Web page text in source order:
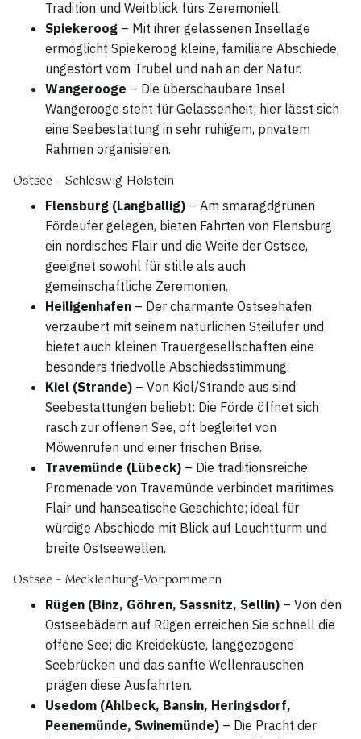
Tradition und Weitblick fürs Zeremoniell.
Spiekeroog – Mit ihrer gelassenen Insellage
ermöglicht Spiekeroog kleine, familiäre Abschiede,
ungestört vom Trubel und nah an der Natur.
Wangerooge – Die überschaubare Insel
Wangerooge steht für Gelassenheit; hier lässt sich
eine Seebestattung in sehr ruhigem, privatem
Rahmen organisieren.
Ostsee – Schleswig-Holstein
Flensburg (Langballig) – Am smaragdgrünen
Fördeufer gelegen, bieten Fahrten von Flensburg
ein nordisches Flair und die Weite der Ostsee,
geeignet sowohl für stille als auch
gemeinschaftliche Zeremonien.
Heiligenhafen – Der charmante Ostseehafen
verzaubert mit seinem natürlichen Steilufer und
bietet auch kleinen Trauergesellschaften eine
besonders friedvolle Abschiedsstimmung.
Kiel (Strande) – Von Kiel/Strande aus sind
Seebestattungen beliebt: Die Förde öffnet sich
rasch zur offenen See, oft begleitet von
Möwenrufen und einer frischen Brise.
Travemünde (Lübeck) – Die traditionsreiche
Promenade von Travemünde verbindet maritimes
Flair und hanseatische Geschichte; ideal für
würdige Abschiede mit Blick auf Leuchtturm und
breite Ostseewellen.
Ostsee – Mecklenburg-Vorpommern
Rügen (Binz, Göhren, Sassnitz, Sellin) – Von den
Ostseebädern auf Rügen erreichen Sie schnell die
offene See; die Kreideküste, langgezogene
Seebrücken und das sanfte Wellenrauschen
prägen diese Ausfahrten.
Usedom (Ahlbeck, Bansin, Heringsdorf,
Peenemünde, Swinemünde) – Die Pracht der